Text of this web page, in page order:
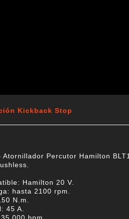
Kickback Stop
Atornillador Percutor Hamilton
Hamilton 20 V.
hasta 2100 rpm.
N.m.
45 A.